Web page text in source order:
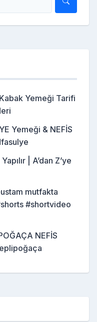
Yemeği Tarifi
Yemeği & NEFİS
| A’dan Z’ye
mutfakta
#shortvideo
NEFİS